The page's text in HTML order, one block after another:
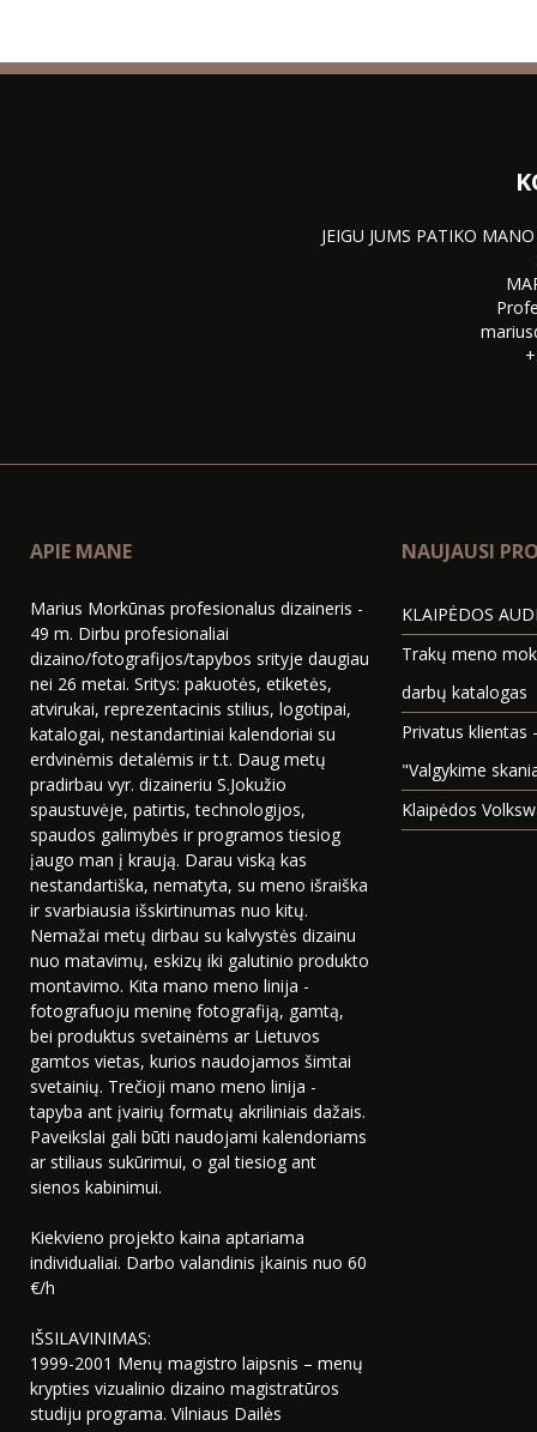
JEIGU JUMS PATIKO
APIE MANE
Marius Morkūnas profesionalus dizaineris -
49 m. Dirbu profesionaliai
dizaino/fotografijos/tapybos srityje daugiau
nei 26 metai. Sritys: pakuotės, etiketės,
atvirukai, reprezentacinis stilius, logotipai,
katalogai, nestandartiniai kalendoriai su
erdvinėmis detalėmis ir t.t. Daug metų
pradirbau vyr. dizaineriu S.Jokužio
spaustuvėje, patirtis, technologijos,
spaudos galimybės ir programos tiesiog
įaugo man į kraują. Darau viską kas
nestandartiška, nematyta, su meno išraiška
ir svarbiausia išskirtinumas nuo kitų.
Nemažai metų dirbau su kalvystės dizainu
nuo matavimų, eskizų iki galutinio produkto
montavimo. Kita mano meno linija -
fotografuoju meninę fotografiją, gamtą,
bei produktus svetainėms ar Lietuvos
gamtos vietas, kurios naudojamos šimtai
svetainių. Trečioji mano meno linija -
tapyba ant įvairių formatų akriliniais dažais.
Paveikslai gali būti naudojami kalendoriams
ar stiliaus sukūrimui, o gal tiesiog ant
sienos kabinimui.
Kiekvieno projekto kaina aptariama
individualiai. Darbo valandinis įkainis nuo 60
€/h
IŠSILAVINIMAS:
1999-2001 Menų magistro laipsnis – menų
krypties vizualinio dizaino magistratūros
studiju programa. Vilniaus Dailės
NAUJAUSI
KLAIPĖDOS
Trakų meno
darbų katalogas
Privatus klientas
"Valgykime
Klaipėdos